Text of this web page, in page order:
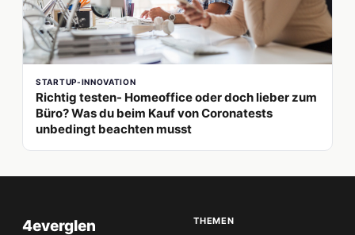
STARTUP-INNOVATION
Richtig testen- Homeoffice oder doch lieber zum
Büro? Was du beim Kauf von Coronatests
unbedingt beachten musst
4everglen THEMEN